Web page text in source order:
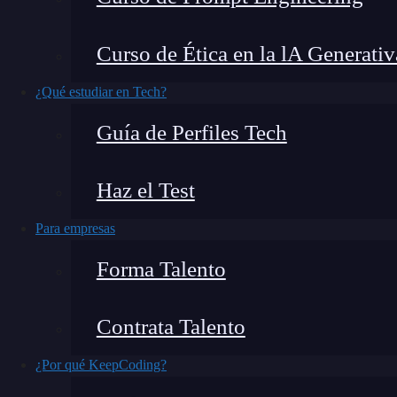
Curso de Ética en la lA
¿Qué estudiar en Tech?
Guía de Perfiles Tech
Haz el Test
Para empresas
Forma Talento
Contrata Talento
¿Por qué KeepCoding?
carrera, y créeme, has tomado una excelente
proyectos deanálisis de datos
un curso de Big Data, cómo elegir el que
innecesarios.
¿Por qué hoy es el mejor momento para hacer cursos de Big Data?
¿Qué voy a aprender en los mejores cursos de Big Data?